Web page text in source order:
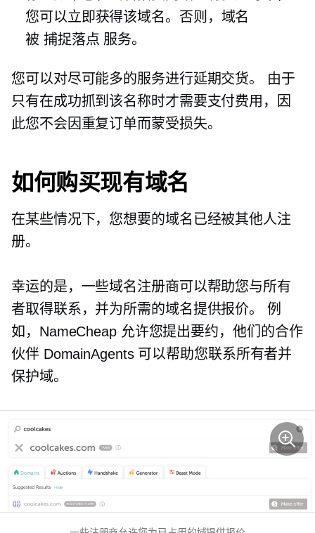
您可以立即获得该域名。否则，域名
被 捕捉落点 服务。
您可以对尽可能多的服务进行延期交货。 由于
只有在成功抓到该名称时才需要支付费用，因
此您不会因重复订单而蒙受损失。
如何购买现有域名
在某些情况下，您想要的域名已经被其他人注
册。
幸运的是，一些域名注册商可以帮助您与所有
者取得联系，并为所需的域名提供报价。 例
如，NameCheap 允许您提出要约，他们的合作
伙伴 DomainAgents 可以帮助您联系所有者并
保护域。